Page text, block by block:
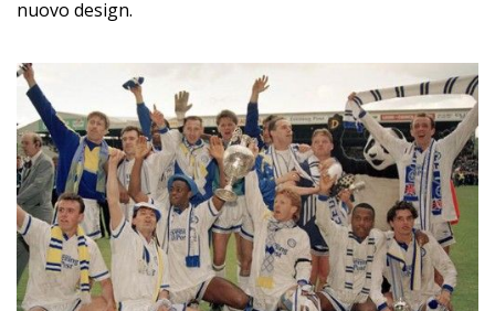
nuovo design.